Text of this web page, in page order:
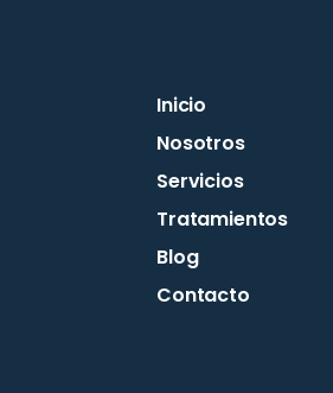
Inicio
Nosotros
Servicios
Tratamientos
Blog
Contacto